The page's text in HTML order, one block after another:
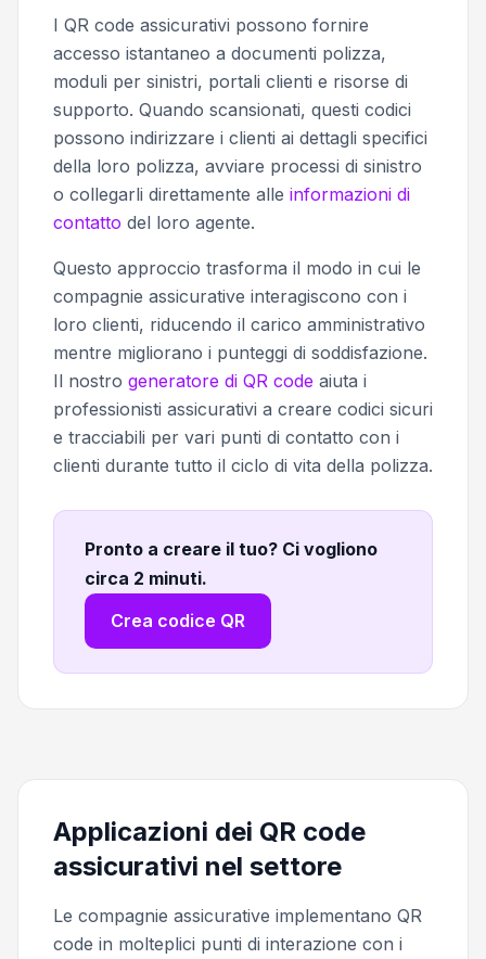
I QR code assicurativi possono fornire
accesso istantaneo a documenti polizza,
moduli per sinistri, portali clienti e risorse di
supporto. Quando scansionati, questi codici
possono indirizzare i clienti ai dettagli specifici
della loro polizza, avviare processi di sinistro
o collegarli direttamente alle informazioni di
contatto del loro agente.
Questo approccio trasforma il modo in cui le
compagnie assicurative interagiscono con i
loro clienti, riducendo il carico amministrativo
mentre migliorano i punteggi di soddisfazione.
Il nostro generatore di QR code aiuta i
professionisti assicurativi a creare codici sicuri
e tracciabili per vari punti di contatto con i
clienti durante tutto il ciclo di vita della polizza.
Pronto a creare il tuo? Ci vogliono
circa 2 minuti.
Crea codice QR
Applicazioni dei QR code
assicurativi nel settore
Le compagnie assicurative implementano QR
code in molteplici punti di interazione con i